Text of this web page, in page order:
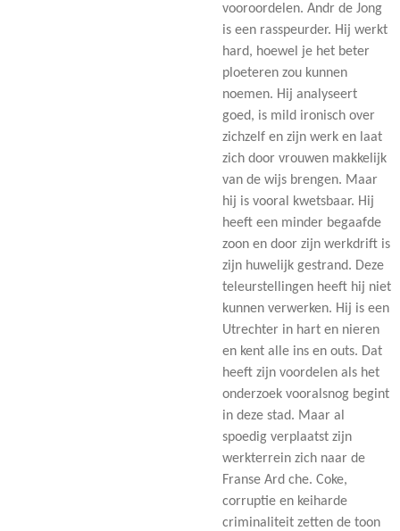
vooroordelen. Andr de Jong
is een rasspeurder. Hij werkt
hard, hoewel je het beter
ploeteren zou kunnen
noemen. Hij analyseert
goed, is mild ironisch over
zichzelf en zijn werk en laat
zich door vrouwen makkelijk
van de wijs brengen. Maar
hij is vooral kwetsbaar. Hij
heeft een minder begaafde
zoon en door zijn werkdrift is
zijn huwelijk gestrand. Deze
teleurstellingen heeft hij niet
kunnen verwerken. Hij is een
Utrechter in hart en nieren
en kent alle ins en outs. Dat
heeft zijn voordelen als het
onderzoek vooralsnog begint
in deze stad. Maar al
spoedig verplaatst zijn
werkterrein zich naar de
Franse Ard che. Coke,
corruptie en keiharde
criminaliteit zetten de toon